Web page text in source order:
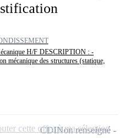
H/F DESCRIPTION : -
mécanique des structures (statique,
CDINon renseigné
cette offre à ma sélection